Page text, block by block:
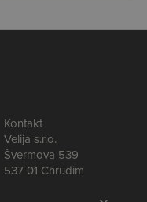
Kontakt
Velija s.r.o.
Švermova 539
537 01 Chrudim